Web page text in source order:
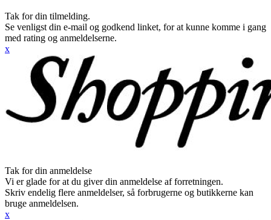
Tak for din tilmelding.
Se venligst din e-mail og godkend linket, for at kunne komme i gang
med rating og anmeldelserne.
x
Tak for din anmeldelse
Vi er glade for at du giver din anmeldelse af forretningen.
Skriv endelig flere anmeldelser, så forbrugerne og butikkerne kan
bruge anmeldelsen.
x